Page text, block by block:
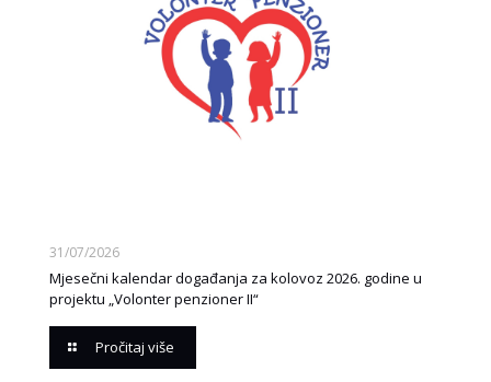
31/07/2026
Mjesečni kalendar događanja za kolovoz 2026. godine u
projektu „Volonter penzioner II“
Pročitaj više